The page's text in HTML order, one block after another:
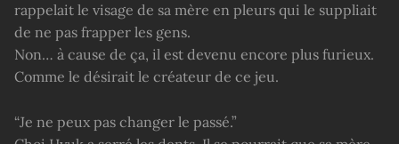
rappelait le visage de sa mère en pleurs qui le suppliait
de ne pas frapper les gens.
Non… à cause de ça, il est devenu encore plus furieux.
Comme le désirait le créateur de ce jeu.
“Je ne peux pas changer le passé.”